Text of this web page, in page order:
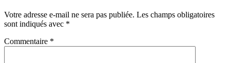
Votre adresse e-mail ne sera pas publiée. Les champs obligatoires
sont indiqués avec *
Commentaire *